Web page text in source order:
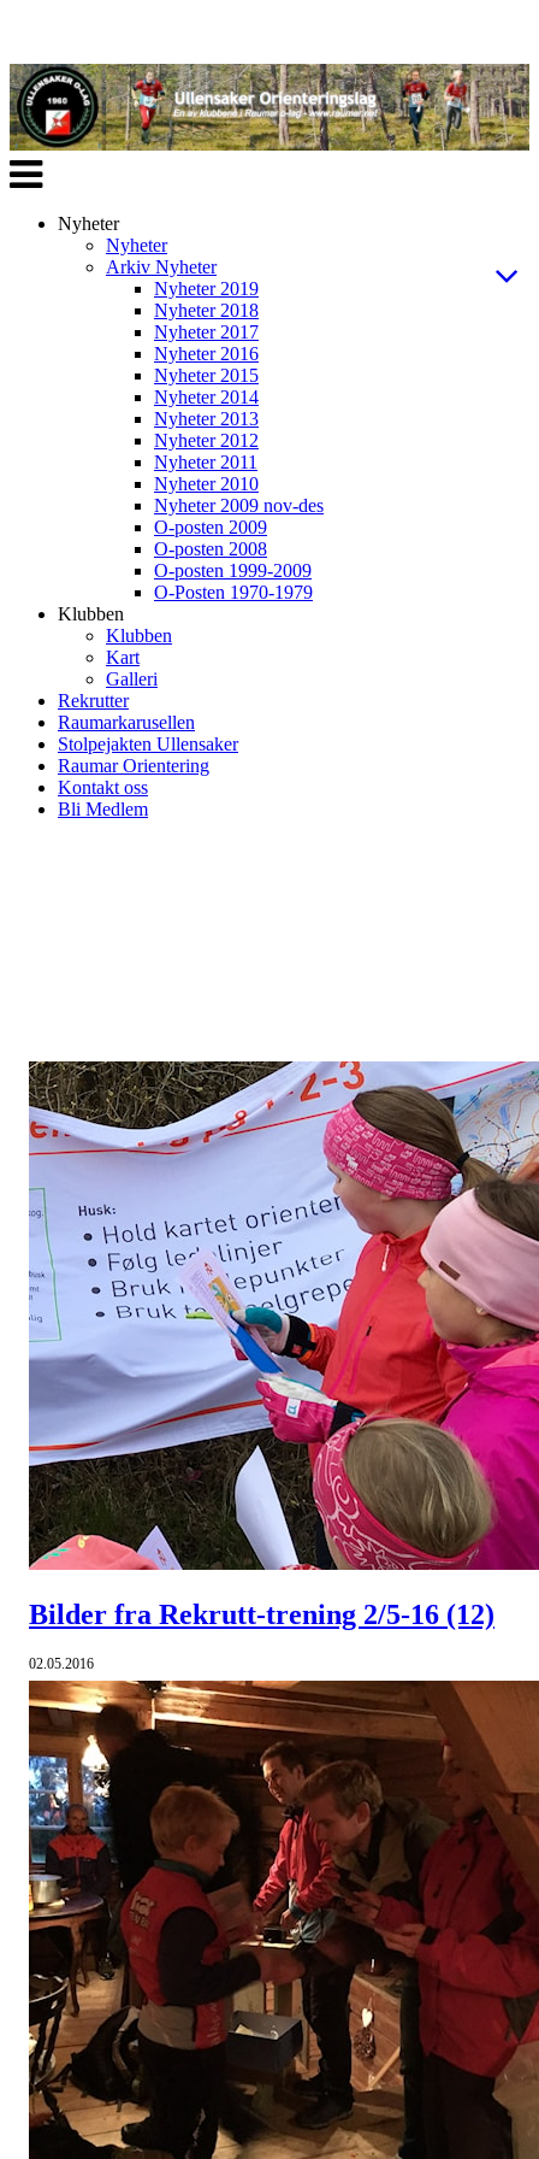
Veksle
navigasjon
Nyheter
Nyheter
Arkiv Nyheter
Nyheter 2019
Nyheter 2018
Nyheter 2017
Nyheter 2016
Nyheter 2015
Nyheter 2014
Nyheter 2013
Nyheter 2012
Nyheter 2011
Nyheter 2010
Nyheter 2009 nov-des
O-posten 2009
O-posten 2008
O-posten 1999-2009
O-Posten 1970-1979
Klubben
Klubben
Kart
Galleri
Rekrutter
Raumarkarusellen
Stolpejakten Ullensaker
Raumar Orientering
Kontakt oss
Bli Medlem
Bilder fra Rekrutt-trening 2/5-16 (12)
02.05.2016